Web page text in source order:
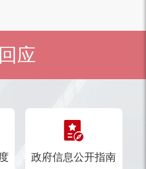
应
政府信息公开指南